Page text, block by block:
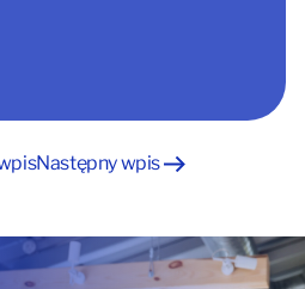
Następny wpis